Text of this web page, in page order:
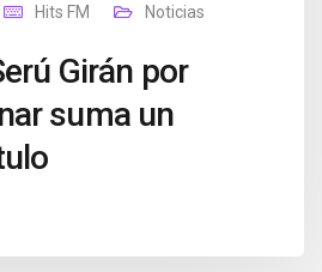
Hits FM Noticias
Girán por
suma un